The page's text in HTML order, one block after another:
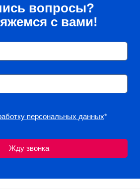
вопросы?
с вами!
персональных данных*